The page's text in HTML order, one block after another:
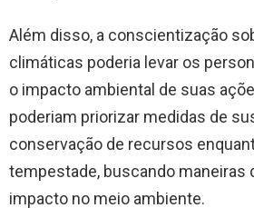
Além disso, a conscientização
climáticas poderia levar os
o impacto ambiental de suas
poderiam priorizar medidas de
conservação de recursos
tempestade, buscando maneiras
impacto no meio ambiente.